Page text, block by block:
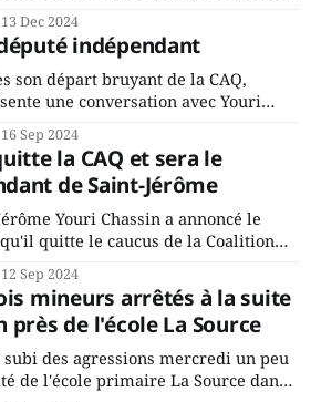
aux employés de la ville,
pour leur traditionnel souper
13 Dec 2024
indépendant
son départ bruyant de la CAQ,
une conversation avec Youri
t-il candidat indépendant dans 2
parti, par exemple les
Duhaime? Que lui
16 Sep 2024
la CAQ et sera le
de Saint-Jérôme
Youri Chassin a annoncé le
quitte le caucus de la Coalition
surtout de son incapacité, qu'il
des
12 Sep 2024
mineurs arrêtés à la suite
près de l'école La Source
des agressions mercredi un peu
de l'école primaire La Source dans